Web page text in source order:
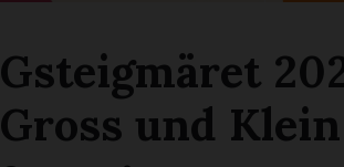
Gsteigmäret
Gross und Klein